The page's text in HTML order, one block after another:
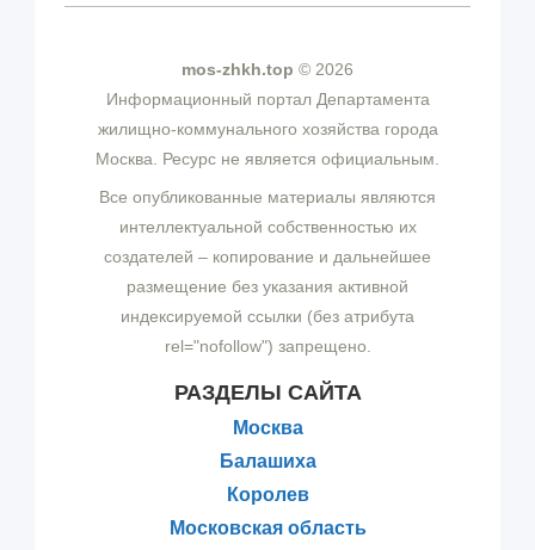
mos-zhkh.top © 2026
Информационный портал Департамента
жилищно-коммунального хозяйства города
Москва. Ресурс не является официальным.
Все опубликованные материалы являются
интеллектуальной собственностью их
создателей – копирование и дальнейшее
размещение без указания активной
индексируемой ссылки (без атрибута
rel="nofollow") запрещено.
РАЗДЕЛЫ САЙТА
Москва
Балашиха
Королев
Московская область